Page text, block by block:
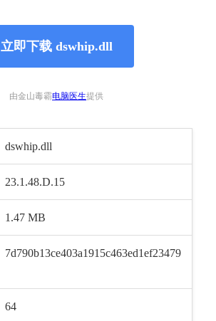
立即下载 dswhip.dll
由金山毒霸电脑医生提供
dswhip.dll
23.1.48.D.15
1.47 MB
7d790b13ce403a1915c463ed1ef23479
64